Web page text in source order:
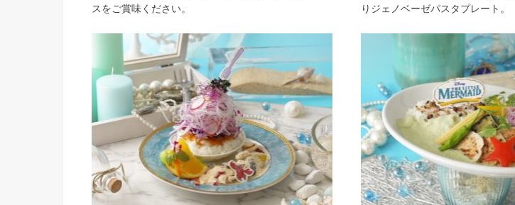
スをご賞味ください。
りジェノベーゼパスタプレート。